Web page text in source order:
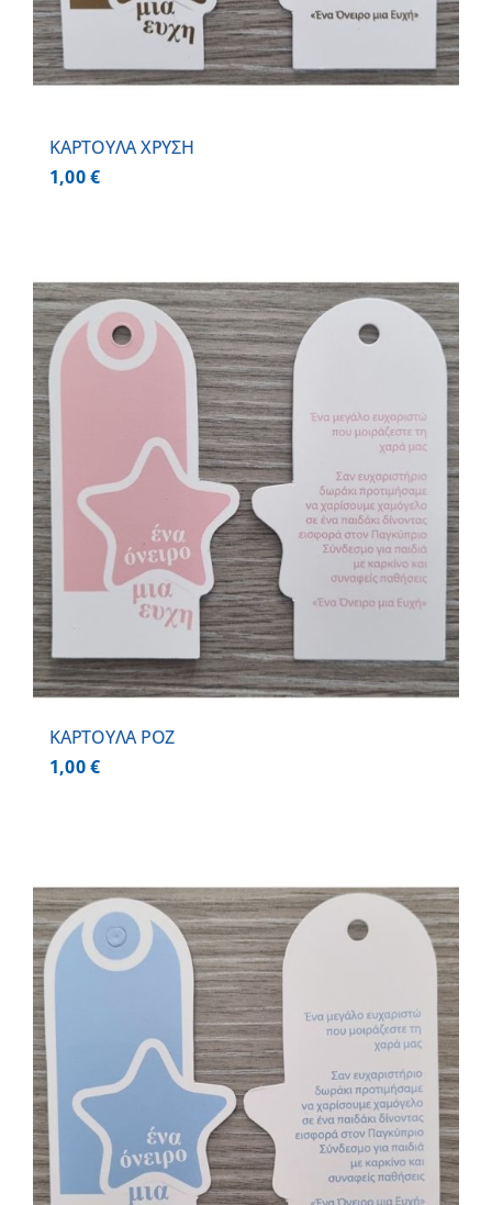
ΚΑΡΤΟΥΛΑ ΧΡΥΣΗ
1,00€
ΚΑΡΤΟΥΛΑ ΡΟΖ
1,00€